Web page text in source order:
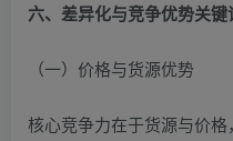
六、差异化与竞争优势关键
（一）价格与货源优势
核心竞争力在于货源与价